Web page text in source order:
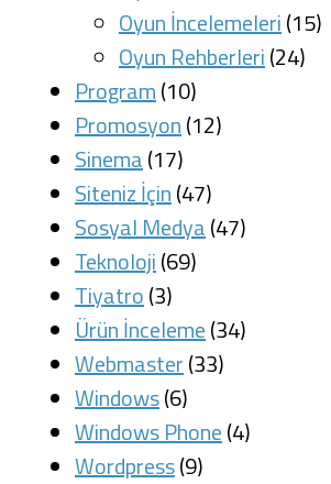
Oyun İncelemeleri(15)
Oyun Rehberleri(24)
Program(10)
Promosyon(12)
Sinema(17)
Siteniz İçin(47)
Sosyal Medya(47)
Teknoloji(69)
Tiyatro(3)
Ürün İnceleme(34)
Webmaster(33)
Windows(6)
Windows Phone(4)
Wordpress(9)